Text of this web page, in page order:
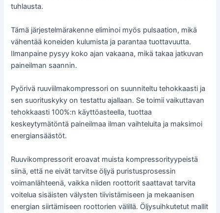
tuhlausta.
Tämä järjestelmärakenne eliminoi myös pulsaation, mikä
vähentää koneiden kulumista ja parantaa tuottavuutta.
Ilmanpaine pysyy koko ajan vakaana, mikä takaa jatkuvan
paineilman saannin.
Pyörivä ruuviilmakompressori on suunniteltu tehokkaasti ja
sen suorituskyky on testattu ajallaan. Se toimii vaikuttavan
tehokkaasti 100%:n käyttöasteella, tuottaa
keskeytymätöntä paineilmaa ilman vaihteluita ja maksimoi
energiansäästöt.
Ruuvikompressorit eroavat muista kompressorityypeistä
siinä, että ne eivät tarvitse öljyä puristusprosessin
voimanlähteenä, vaikka niiden roottorit saattavat tarvita
voitelua sisäisten välysten tiivistämiseen ja mekaanisen
energian siirtämiseen roottorien välillä. Öljysuihkutetut mallit